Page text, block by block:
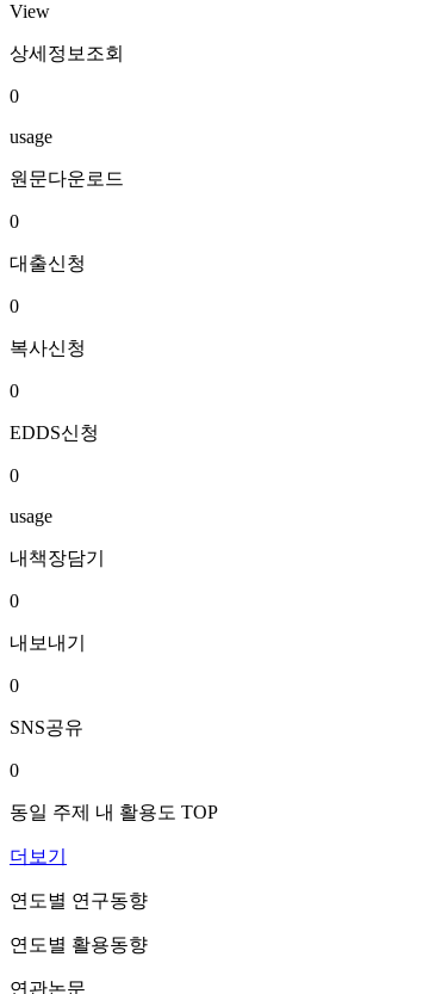
View
상세정보조회
0
usage
원문다운로드
0
대출신청
0
복사신청
0
EDDS신청
0
usage
내책장담기
0
내보내기
0
SNS공유
0
동일 주제 내 활용도 TOP
더보기
연도별 연구동향
연도별 활용동향
연관논문